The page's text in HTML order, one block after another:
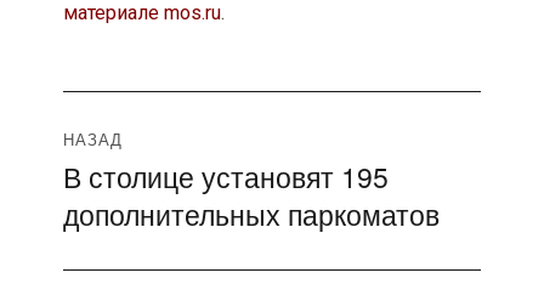
материале mos.ru.
Навигация
по
записям
НАЗАД
Предыдущая
запись:
В столице установят 195
дополнительных паркоматов